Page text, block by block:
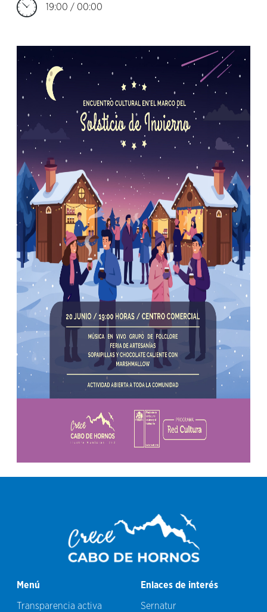
19:00 / 00:00
Menú
Transparencia activa
Enlaces de interés
Sernatur